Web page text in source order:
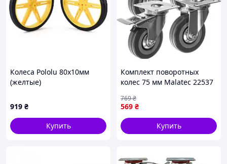
Колеса Pololu 80x10мм
(желтые)
919 ₴
Купить
Комплект поворотных
колес 75 мм Malatec 22537
мебели (комплект 4 шт.до
220 кг)
569 ₴
769₴
Купить